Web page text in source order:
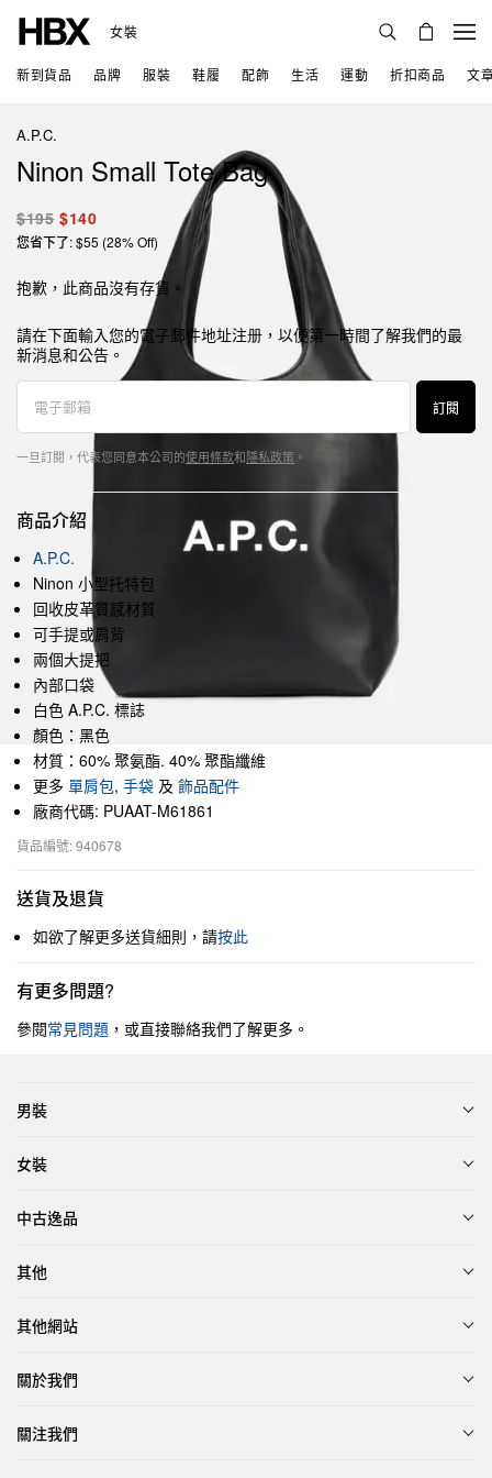
女裝
新到貨品 品牌 服裝 鞋履 配飾 生活 運動 折扣商品 文
A.P.C.
Ninon Small Tote Bag
$195 $140
您省下了: $55 (28% Off)
抱歉，此商品沒有存貨。
請在下面輸入您的電子郵件地址注册，以便第一時間了解我們的最
新消息和公告。
訂閱
一旦訂閱，代表您同意本公司的使用條款和隱私政策 。
商品介紹
A.P.C.
Ninon 小型托特包
回收皮革質感材質
可手提或肩背
兩個大提把
內部口袋
白色 A.P.C. 標誌
顏色：黑色
材質：60% 聚氨酯. 40% 聚酯纖維
更多 單肩包, 手袋 及 飾品配件
廠商代碼: PUAAT-M61861
貨品編號: 940678
送貨及退貨
如欲了解更多送貨細則，請按此
有更多問題?
參閱常見問題 ，或直接聯絡我們了解更多。
男裝
女裝
中古逸品
其他
其他網站
關於我們
關注我們